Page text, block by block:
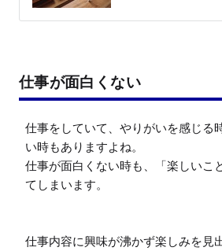
仕事が面白くない
仕事をしていて、やりがいを感じる
い時もありますよね。
仕事が面白くない時も、「楽しいこ
てしまいます。
仕事内容に興味が沸かず楽しみを見